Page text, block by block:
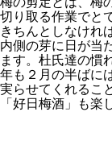
切り取る作業でと
きちんとしなけれ
内側の芽に日が当
ます。杜氏達の慣
年も２月の半ばに
実らせてくれるこ
「好日梅酒」も楽